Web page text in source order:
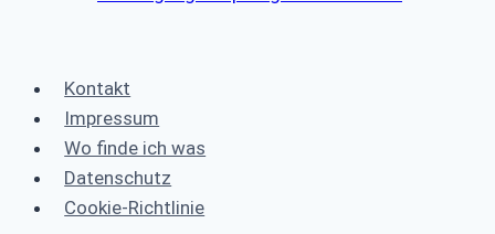
Kontakt
Impressum
Wo finde ich was
Datenschutz
Cookie-Richtlinie